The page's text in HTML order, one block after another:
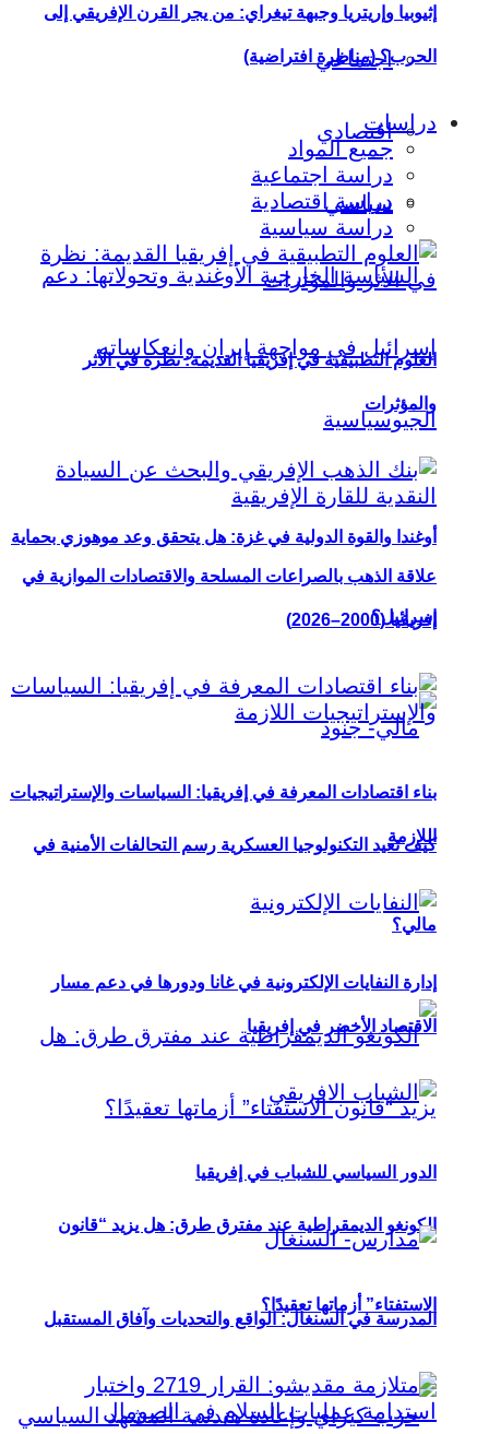
اجتماعي
اقتصادي
سياسي
أوغندا والقوة الدولية في غزة: هل يتحقق وعد موهوزي بحماية
إسرائيل؟
كيف تعيد التكنولوجيا العسكرية رسم التحالفات الأمنية في
مالي؟
الكونغو الديمقراطية عند مفترق طرق: هل يزيد “قانون
الاستفتاء” أزماتها تعقيدًا؟
إثيوبيا وإريتريا وجبهة تيغراي: من يجر القرن الإفريقي إلى
الحرب؟ (مناظرة افتراضية)
دراسات
جميع المواد
دراسة اجتماعية
دراسة اقتصادية
دراسة سياسية
العلوم التطبيقية في إفريقيا القديمة: نظرة في الأثر
والمؤثرات
علاقة الذهب بالصراعات المسلحة والاقتصادات الموازية في
إفريقيا (2000–2026)
بناء اقتصادات المعرفة في إفريقيا: السياسات والإستراتيجيات
اللازمة
إدارة النفايات الإلكترونية في غانا ودورها في دعم مسار
الاقتصاد الأخضر في إفريقيا
الدور السياسي للشباب في إفريقيا
المدرسة في السنغال: الواقع والتحديات وآفاق المستقبل